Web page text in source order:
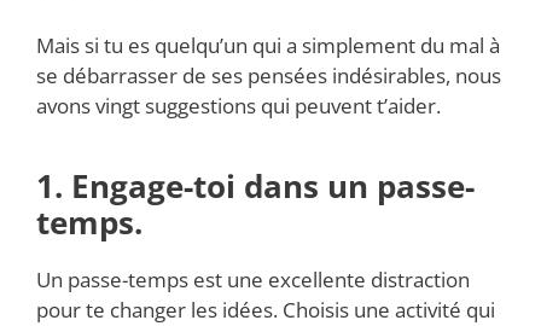
Mais si tu es quelqu’un qui a simplement du mal à
se débarrasser de ses pensées indésirables, nous
avons vingt suggestions qui peuvent t’aider.
1. Engage-toi dans un passe-
temps.
Un passe-temps est une excellente distraction
pour te changer les idées. Choisis une activité qui